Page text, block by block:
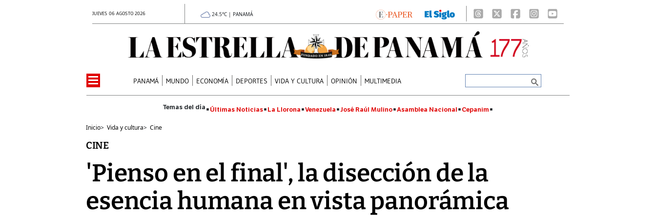
JUEVES 06 AGOSTO 2026 24.5°C | PANAMÁ
PANAMÁ MUNDO ECONOMÍA DEPORTES VIDA Y CULTURA OPINIÓN MULTIMEDIA
Últimas Noticias La Llorona Venezuela José Raúl Mulino Asamblea Nacional Cepanim
Inicio> Vida y cultura> Cine
CINE
'Pienso en el final', la disección de la
esencia humana en vista panorámica